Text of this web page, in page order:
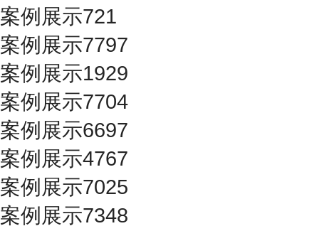
案例展示721
案例展示7797
案例展示1929
案例展示7704
案例展示6697
案例展示4767
案例展示7025
案例展示7348